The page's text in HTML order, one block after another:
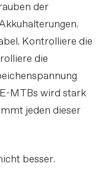
der
Kontrolliere die
die
MTBs wird stark
jeden dieser
besser.